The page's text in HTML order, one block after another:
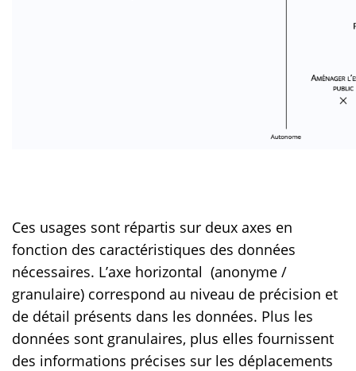
Ces usages sont répartis sur deux axes en
fonction des caractéristiques des données
nécessaires. L’axe horizontal (anonyme /
granulaire) correspond au niveau de précision et
de détail présents dans les données. Plus les
données sont granulaires, plus elles fournissent
des informations précises sur les déplacements